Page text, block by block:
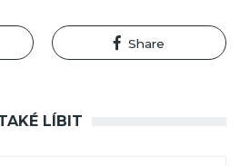
Share
LÍBIT